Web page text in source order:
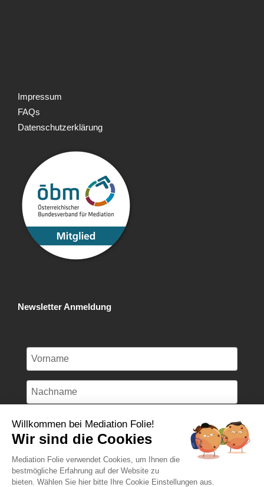
Impressum
FAQs
Datenschutzerklärung
Newsletter Anmeldung
Anmelden
Willkommen bei Mediation Folie!
Wir sind die Cookies
Mediation Folie verwendet Cookies, um Ihnen die
bestmögliche Erfahrung auf der Website zu
bieten. Wählen Sie hier bitte Ihre Cookie Einstellungen aus.